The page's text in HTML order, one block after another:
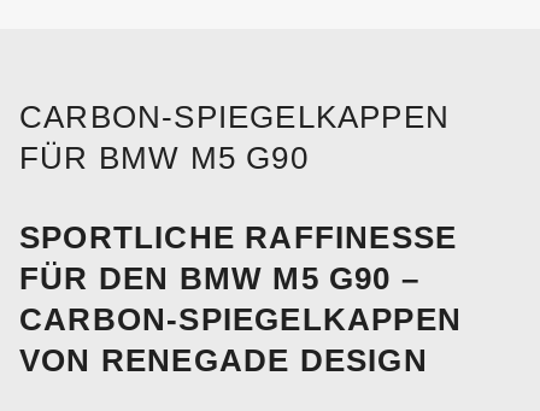
CARBON-SPIEGELKAPPEN
FÜR BMW M5 G90
SPORTLICHE RAFFINESSE
FÜR DEN BMW M5 G90 –
CARBON-SPIEGELKAPPEN
VON RENEGADE DESIGN